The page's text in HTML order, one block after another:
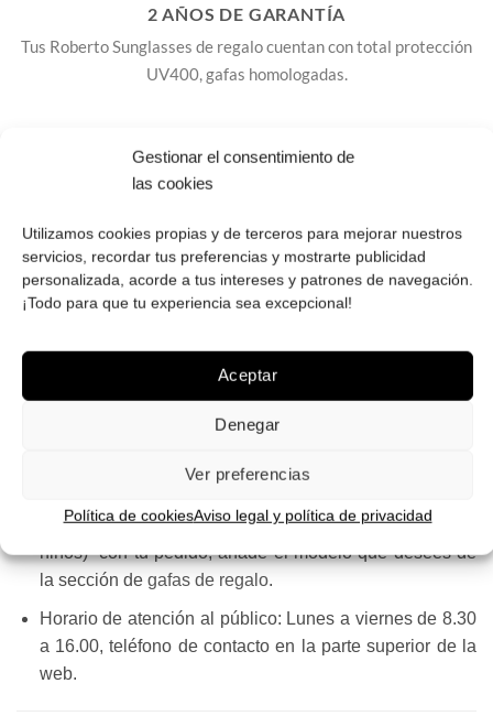
Gestionar el consentimiento de
las cookies
Utilizamos cookies propias y de terceros para mejorar nuestros
servicios, recordar tus preferencias y mostrarte publicidad
personalizada, acorde a tus intereses y patrones de navegación.
¡Todo para que tu experiencia sea excepcional!
Aceptar
Denegar
Ver preferencias
Política de cookiesAviso legal y política de privacidad
2 AÑOS DE GARANTÍA
Tus Roberto Sunglasses de regalo cuentan con total protección
UV400, gafas homologadas.
Envío ¡GRATIS! en España peninsular, Baleares 5
Cambios y devoluciones: GRATIS en la península,
5€ Baleares.
Dispones de 14 días para cambios y devoluciones.
cuidado y limpieza y cuentan con 2 años de garantía.
Recibe tus gafas de sol en casa en 3 o 4 días
(laborables de lunes a viernes, sábados no hay envíos
Te llevas unas gafas gratis (excepto gafas del outlet y
niños) con tu pedido, añade el modelo que desees de
la sección de gafas de regalo.
Horario de atención al público: Lunes a viernes de 8.30
a 16.00, teléfono de contacto en la parte superior de la
web.